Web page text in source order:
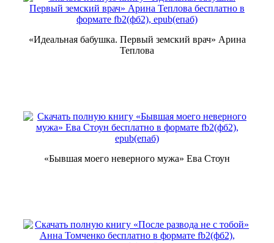
«Идеальная бабушка. Первый земский врач» Арина
Теплова
«Бывшая моего неверного мужа» Ева Стоун